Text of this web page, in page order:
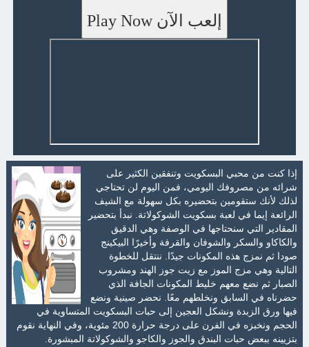
إلعب الآن Play Now
إذا كنت من محبي البسكويت وتنفقين الكثير على
شرائه من مصروفك اليومي، فمن اليوم لن تحتاجي
لذلك لأنك ستقومين بتحضيره بكل سهولة مع الشيف
الرائعة إيما في لعبة بسكويت الشوكولاتة. نبدأ بتحضير
المقادير التي سنحتاجها في الوصفة وهي الدقيق
والكاكاو والسكر والشوفان والقرفة وأخيرًا البيكينج
صودا ثم نمزج هذه المكونات جيدًا. ننتقل للخطوة
التالية وهي مزج الموز مع زيت جوز الهند ومشروب
الصبار ثم نضع معهم خليط المكونات الجافة الذي
حضرناه في السابق ونخلطهم معًا. نحضر صينية ونضع
فيها ورق الزبدة ونشكل العجين إلى حبات البسكويت المتساوية في
الحجم ونخبزه في الفرن على درجة حرارة 200 مئوية، وفي النهاية نقوم
بتزيينه ببعض حبات البندق والجوز والكاجو والشوكولاتة المبشورة.